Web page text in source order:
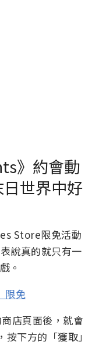
》約會動
世界中好
Store限免活動
說真的就只有一
。
限免
店頁面後，就會
下方的「獲取」